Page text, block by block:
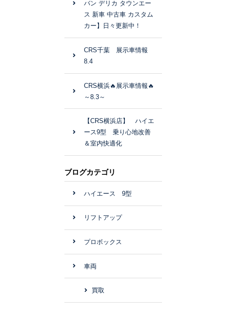
バン デリカ タウンエー
ス 新車 中古車 カスタム
カー】日々更新中！
CRS千葉 展示車情報
8.4
CRS横浜🔥展示車情報🔥
～8.3～
【CRS横浜店】 ハイエ
ース9型 乗り心地改善
＆室内快適化
ブログカテゴリ
ハイエース 9型
リフトアップ
プロボックス
車両
買取